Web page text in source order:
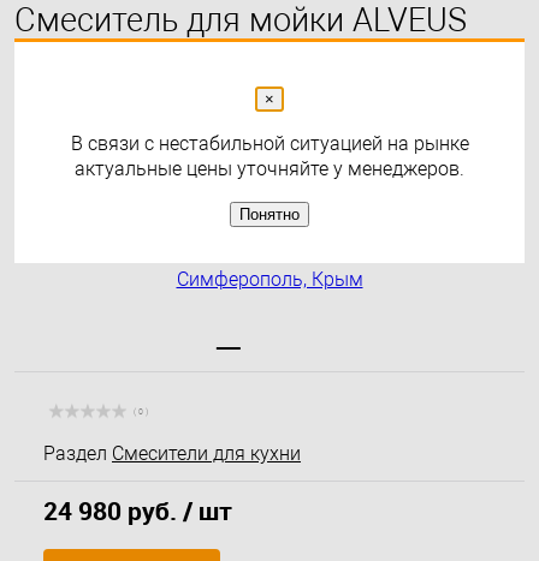
Смеситель для мойки ALVEUS
( 0 )
Раздел Смесители для кухни
24 980 руб. / шт
×
В связи с нестабильной ситуацией на рынке
актуальные цены уточняйте у менеджеров.
Понятно